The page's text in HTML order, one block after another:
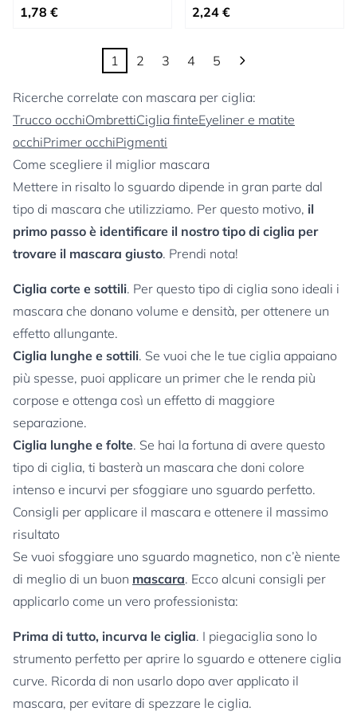
A partire da
1,78 € A partire da
2,24 €
Attualmente stai leggendo la pagina
1
Pagina
2
Pagina
3
Pagina
4
Pagina
5
Ricerche correlate con mascara per ciglia:
Trucco occhiOmbrettiCiglia finteEyeliner e matite
occhiPrimer occhiPigmenti
Come scegliere il miglior mascara
Mettere in risalto lo sguardo dipende in gran parte dal
tipo di mascara che utilizziamo. Per questo motivo, il
primo passo è identificare il nostro tipo di ciglia per
trovare il mascara giusto. Prendi nota!
Ciglia corte e sottili. Per questo tipo di ciglia sono ideali i
mascara che donano volume e densità, per ottenere un
effetto allungante.
Ciglia lunghe e sottili. Se vuoi che le tue ciglia appaiano
più spesse, puoi applicare un primer che le renda più
corpose e ottenga così un effetto di maggiore
separazione.
Ciglia lunghe e folte. Se hai la fortuna di avere questo
tipo di ciglia, ti basterà un mascara che doni colore
intenso e incurvi per sfoggiare uno sguardo perfetto.
Consigli per applicare il mascara e ottenere il massimo
risultato
Se vuoi sfoggiare uno sguardo magnetico, non c’è niente
di meglio di un buon mascara. Ecco alcuni consigli per
applicarlo come un vero professionista:
Prima di tutto, incurva le ciglia. I piegaciglia sono lo
strumento perfetto per aprire lo sguardo e ottenere ciglia
curve. Ricorda di non usarlo dopo aver applicato il
mascara, per evitare di spezzare le ciglia.